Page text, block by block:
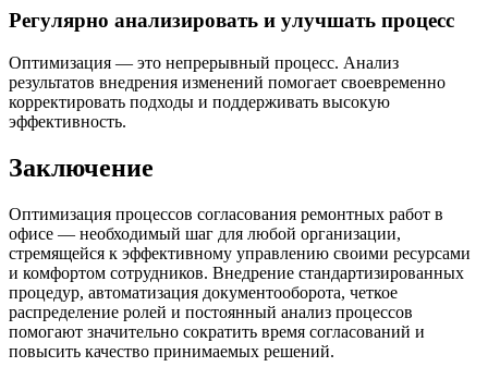
Регулярно анализировать и улучшать процесс
Оптимизация — это непрерывный процесс. Анализ
результатов внедрения изменений помогает своевременно
корректировать подходы и поддерживать высокую
эффективность.
Заключение
Оптимизация процессов согласования ремонтных работ в
офисе — необходимый шаг для любой организации,
стремящейся к эффективному управлению своими ресурсами
и комфортом сотрудников. Внедрение стандартизированных
процедур, автоматизация документооборота, четкое
распределение ролей и постоянный анализ процессов
помогают значительно сократить время согласований и
повысить качество принимаемых решений.